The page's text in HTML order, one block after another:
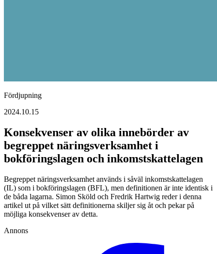
Fördjupning
2024.10.15
Konsekvenser av olika innebörder av
begreppet näringsverksamhet i
bokföringslagen och inkomstskattelagen
Begreppet näringsverksamhet används i såväl inkomstskattelagen
(IL) som i bokföringslagen (BFL), men definitionen är inte identisk i
de båda lagarna. Simon Sköld och Fredrik Hartwig reder i denna
artikel ut på vilket sätt definitionerna skiljer sig åt och pekar på
möjliga konsekvenser av detta.
Annons